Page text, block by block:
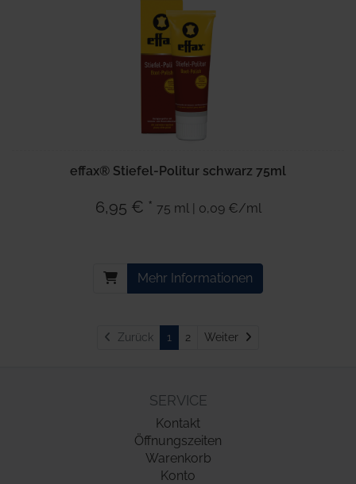
effax® Stiefel-Politur schwarz 75ml
6,95 € * 75 ml | 0,09 €/ml
Mehr Informationen
Zurück 1 2 Weiter
SERVICE
Kontakt
Öffnungszeiten
Warenkorb
Konto